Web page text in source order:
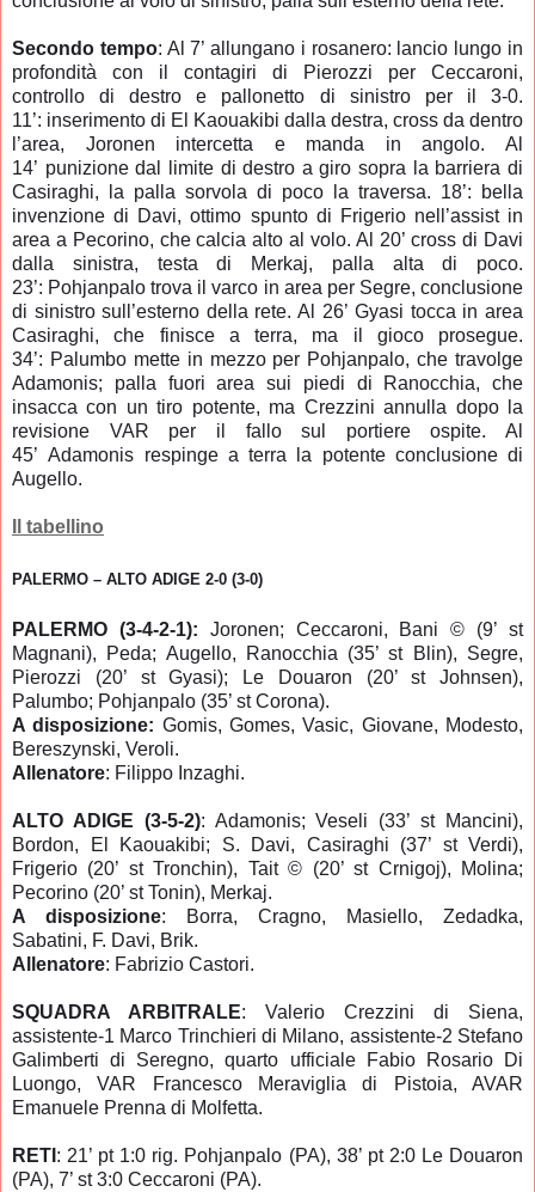
Secondo tempo: Al 7’ allungano i rosanero: lancio lungo in
profondità con il contagiri di Pierozzi per Ceccaroni,
controllo di destro e pallonetto di sinistro per il 3-0.
11’: inserimento di El Kaouakibi dalla destra, cross da dentro
l’area, Joronen intercetta e manda in angolo. Al
14’ punizione dal limite di destro a giro sopra la barriera di
Casiraghi, la palla sorvola di poco la traversa. 18’: bella
invenzione di Davi, ottimo spunto di Frigerio nell’assist in
area a Pecorino, che calcia alto al volo. Al 20’ cross di Davi
dalla sinistra, testa di Merkaj, palla alta di poco.
23’: Pohjanpalo trova il varco in area per Segre, conclusione
di sinistro sull’esterno della rete. Al 26’ Gyasi tocca in area
Casiraghi, che finisce a terra, ma il gioco prosegue.
34’: Palumbo mette in mezzo per Pohjanpalo, che travolge
Adamonis; palla fuori area sui piedi di Ranocchia, che
insacca con un tiro potente, ma Crezzini annulla dopo la
revisione VAR per il fallo sul portiere ospite. Al
45’ Adamonis respinge a terra la potente conclusione di
Augello.
Il tabellino
PALERMO – ALTO ADIGE 2-0 (3-0)
PALERMO (3-4-2-1):
Joronen; Ceccaroni, Bani © (9’ st
Magnani), Peda; Augello, Ranocchia (35’ st Blin), Segre,
Pierozzi (20’ st Gyasi); Le Douaron (20’ st Johnsen),
Palumbo; Pohjanpalo (35’ st Corona).
A disposizione: Gomis, Gomes, Vasic, Giovane, Modesto,
Bereszynski, Veroli.
Allenatore: Filippo Inzaghi.
ALTO ADIGE (3-5-2): Adamonis; Veseli (33’ st Mancini),
Bordon, El Kaouakibi; S. Davi, Casiraghi (37’ st Verdi),
Frigerio (20’ st Tronchin), Tait © (20’ st Crnigoj), Molina;
Pecorino (20’ st Tonin), Merkaj.
A disposizione: Borra, Cragno, Masiello, Zedadka,
Sabatini, F. Davi, Brik.
Allenatore: Fabrizio Castori.
SQUADRA ARBITRALE: Valerio Crezzini di Siena,
assistente-1 Marco Trinchieri di Milano, assistente-2 Stefano
Galimberti di Seregno, quarto ufficiale Fabio Rosario Di
Luongo, VAR Francesco Meraviglia di Pistoia, AVAR
Emanuele Prenna di Molfetta.
RETI : 21’ pt 1:0 rig. Pohjanpalo (PA), 38’ pt 2:0 Le Douaron
(PA), 7’ st 3:0 Ceccaroni (PA).